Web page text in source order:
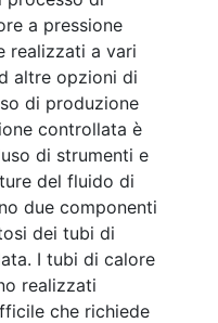
a pressione
realizzati a vari
altre opzioni di
di produzione
controllata è
di strumenti e
del fluido di
due componenti
dei tubi di
I tubi di calore
realizzati
che richiede